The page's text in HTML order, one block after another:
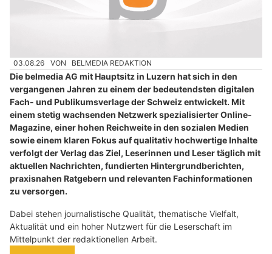
03.08.26 VON BELMEDIA REDAKTION
Die belmedia AG mit Hauptsitz in Luzern hat sich in den
vergangenen Jahren zu einem der bedeutendsten digitalen
Fach- und Publikumsverlage der Schweiz entwickelt. Mit
einem stetig wachsenden Netzwerk spezialisierter Online-
Magazine, einer hohen Reichweite in den sozialen Medien
sowie einem klaren Fokus auf qualitativ hochwertige Inhalte
verfolgt der Verlag das Ziel, Leserinnen und Leser täglich mit
aktuellen Nachrichten, fundierten Hintergrundberichten,
praxisnahen Ratgebern und relevanten Fachinformationen
zu versorgen.
Dabei stehen journalistische Qualität, thematische Vielfalt,
Aktualität und ein hoher Nutzwert für die Leserschaft im
Mittelpunkt der redaktionellen Arbeit.